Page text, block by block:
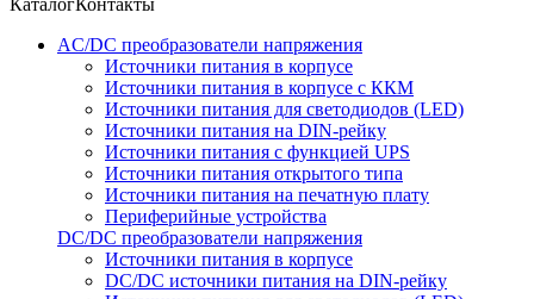
КаталогКонтакты
AC/DC преобразователи напряжения
Источники питания в корпусе
Источники питания в корпусе с ККМ
Источники питания для светодиодов (LED)
Источники питания на DIN-рейку
Источники питания с функцией UPS
Источники питания открытого типа
Источники питания на печатную плату
Периферийные устройства
DC/DC преобразователи напряжения
Источники питания в корпусе
DC/DC источники питания на DIN-рейку